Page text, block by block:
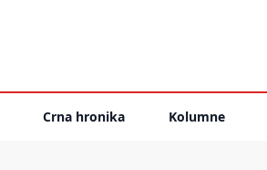
Crna hronika Kolumne